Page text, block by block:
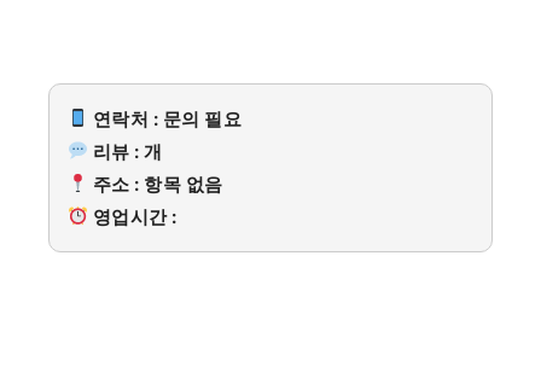
연락처 : 문의 필요
리뷰 : 개
주소 : 항목 없음
영업시간 :